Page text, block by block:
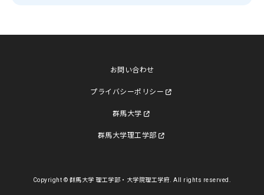
お問い合わせ
プライバシーポリシー
群馬大学
群馬大学理工学部
Copyright © 群馬大学 理工学部・大学院理工学府. All rights reserved.